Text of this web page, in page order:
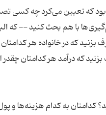
که تعیین می‌کرد چه کسی
با هم بحث کنید -- که
بزنید که در خانواده هر
کدامتان به کدام هزینه‌ها